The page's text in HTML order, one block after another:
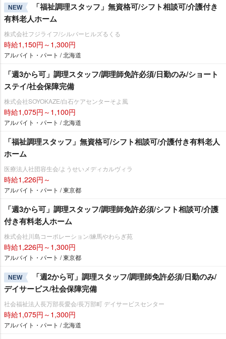
NEW
「福祉調理スタッフ」無資格可/シフト相談可/介護付き
有料老人ホーム
株式会社フジライフ/シルバーヒルズるくる
時給1,150円～1,300円
アルバイト・パート / 北海道
「週3から可」調理スタッフ/調理師免許必須/日勤のみ/ショート
ステイ/社会保障完備
株式会社SOYOKAZE/白石ケアセンターそよ風
時給1,075円～1,100円
アルバイト・パート / 北海道
「福祉調理スタッフ」無資格可/シフト相談可/介護付き有料老人
ホーム
医療法人社団容生会/ようせいメディカルヴィラ
時給1,226円～
アルバイト・パート / 東京都
「週3から可」調理スタッフ/調理師免許必須/シフト相談可/介護
付き有料老人ホーム
株式会社川島コーポレーション/練馬やわらぎ苑
時給1,226円～1,300円
アルバイト・パート / 東京都
NEW
「週2から可」調理スタッフ/調理師免許必須/日勤のみ/
デイサービス/社会保障完備
社会福祉法人長万部長愛会/長万部町 デイサービスセンター
時給1,075円～1,300円
アルバイト・パート / 北海道